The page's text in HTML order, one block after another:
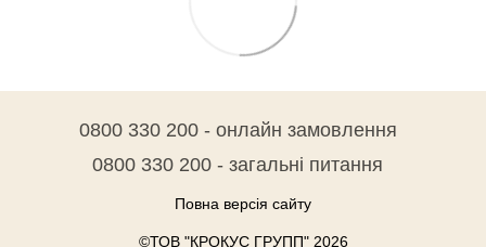
0800 330 200 - онлайн замовлення
0800 330 200 - загальні питання
Повна версія сайту
©ТОВ "КРОКУС ГРУПП" 2026